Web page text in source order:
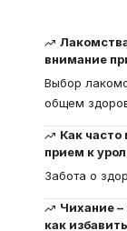
внимание
Выбор
общем
Как
прием к
Забота о
Чихание
как